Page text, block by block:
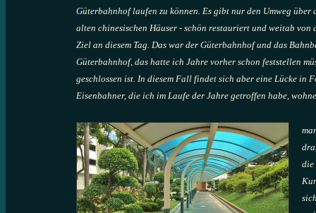
Güterbahnhof laufen zu können. Es gibt nur den Umweg
alten chinesischen Häuser - schön restauriert und weitab
Ziel an diesem Tag. Das war der Güterbahnhof und das
Güterbahnhof, das hatte ich Jahre vorher schon feststellen
geschlossen ist. In diesem Fall findet sich aber eine Lücke in
Eisenbahner, die ich im Laufe der Jahre getroffen habe,
die